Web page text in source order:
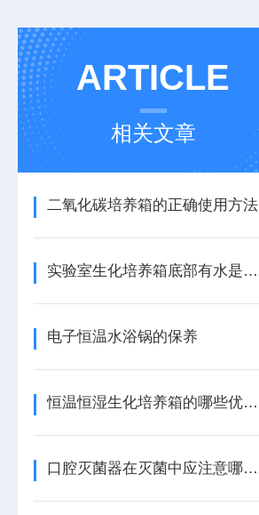
ARTICLE
相关文章
二氧化碳培养箱的正确使用方法
实验室生化培养箱底部有水是什么原因呢？
电子恒温水浴锅的保养
恒温恒湿生化培养箱的哪些优势，“有目共睹”
口腔灭菌器在灭菌中应注意哪几点